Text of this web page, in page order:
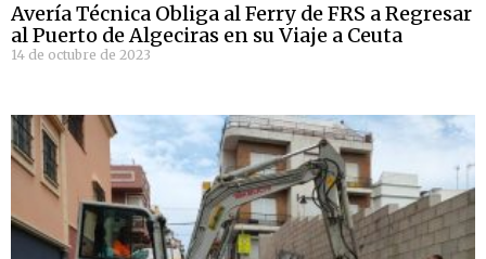
Avería Técnica Obliga al Ferry de FRS a Regresar
al Puerto de Algeciras en su Viaje a Ceuta
14 de octubre de 2023